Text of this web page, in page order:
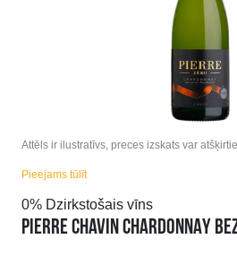
Attēls ir ilustratīvs, preces izskats var
Pieejams tūlīt
0% Dzirkstošais vīns
PIERRE CHAVIN CHARDONNAY